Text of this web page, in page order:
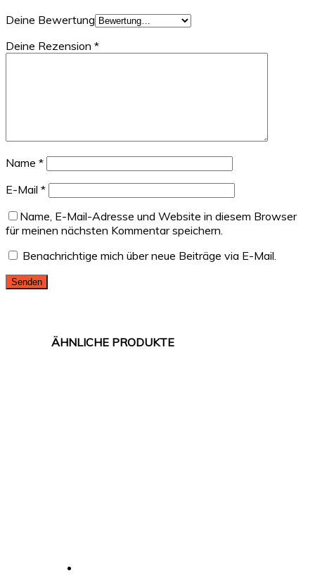
Deine Bewertung
Deine Rezension *
Name *
E-Mail *
Name, E-Mail-Adresse und Website in diesem Browser
für meinen nächsten Kommentar speichern.
Benachrichtige mich über neue Beiträge via E-Mail.